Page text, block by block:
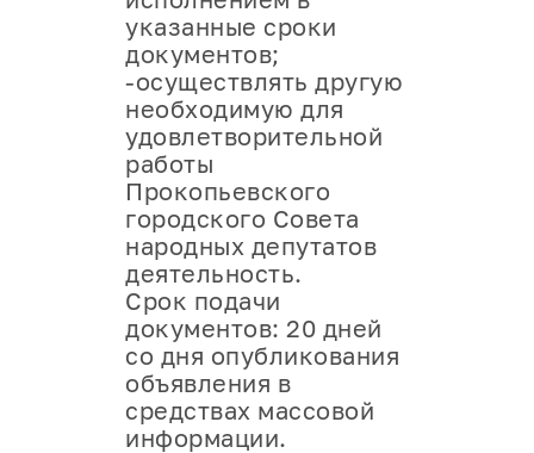
указанные сроки
документов;
-осуществлять другую
необходимую для
удовлетворительной
работы
Прокопьевского
городского Совета
народных депутатов
деятельность.
Срок подачи
документов: 20 дней
со дня опубликования
объявления в
средствах массовой
информации.